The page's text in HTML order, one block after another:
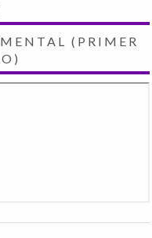
(PRIMER